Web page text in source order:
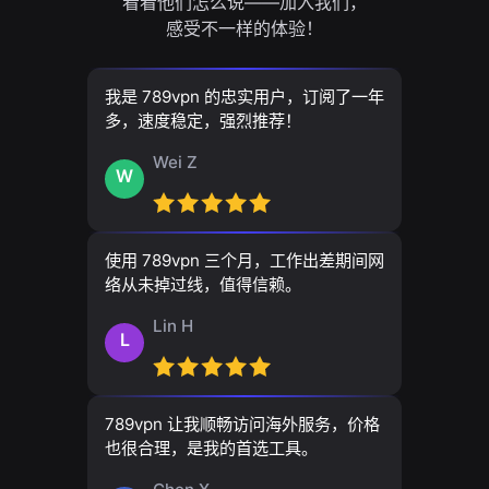
感受不一样的体验！
我是 789vpn 的忠实用户，订阅了一年
多，速度稳定，强烈推荐！
W
Wei Z
使用 789vpn 三个月，工作出差期间网
络从未掉过线，值得信赖。
L
Lin H
789vpn 让我顺畅访问海外服务，价格
也很合理，是我的首选工具。